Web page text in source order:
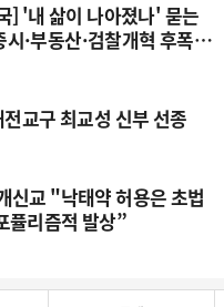
] '내 삶이 나아졌나' 묻는
·부동산·검찰개혁 후폭
교구 최교성 신부 선종
신교 "낙태약 허용은 초법
퓰리즘적 발상”